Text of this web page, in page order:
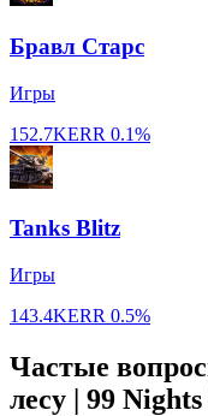
Бравл Старс
Игры
152.7KERR 0.1%
Tanks Blitz
Игры
143.4KERR 0.5%
Частые
лесу | 99